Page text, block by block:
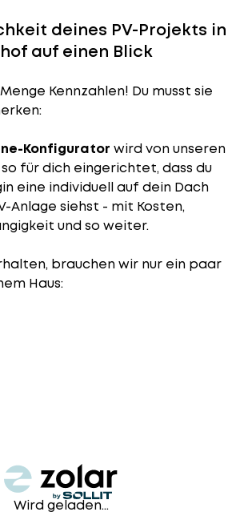
deines PV-Projekts in
auf einen Blick
Kennzahlen! Du musst sie
Konfigurator wird von unseren
so für dich eingerichtet, dass du
eine individuell auf dein Dach
Anlage siehst - mit Kosten,
und so weiter.
brauchen wir nur ein paar
Haus:
Wird geladen...